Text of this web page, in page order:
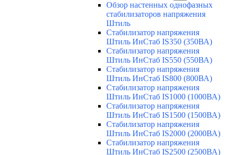
Обзор настенных однофазных
стабилизаторов напряжения
Штиль
Стабилизатор напряжения
Штиль ИнСтаб IS350 (350ВА)
Стабилизатор напряжения
Штиль ИнСтаб IS550 (550ВА)
Стабилизатор напряжения
Штиль ИнСтаб IS800 (800ВА)
Стабилизатор напряжения
Штиль ИнСтаб IS1000 (1000ВА)
Стабилизатор напряжения
Штиль ИнСтаб IS1500 (1500ВА)
Стабилизатор напряжения
Штиль ИнСтаб IS2000 (2000ВА)
Стабилизатор напряжения
Штиль ИнСтаб IS2500 (2500ВА)